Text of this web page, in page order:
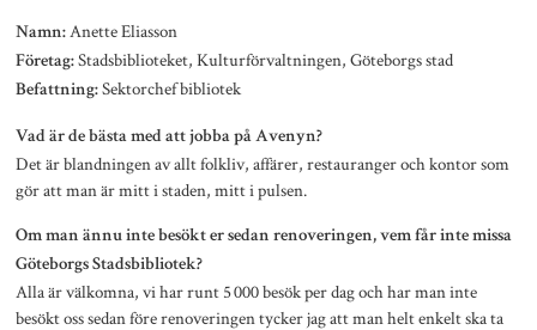
Namn: Anette Eliasson
Företag: Stadsbiblioteket, Kulturförvaltningen, Göteborgs stad
Befattning: Sektorchef bibliotek
Vad är de bästa med att jobba på Avenyn?
Det är blandningen av allt folkliv, affärer, restauranger och kontor som
gör att man är mitt i staden, mitt i pulsen.
Om man ännu inte besökt er sedan renoveringen, vem får inte missa
Göteborgs Stadsbibliotek?
Alla är välkomna, vi har runt 5 000 besök per dag och har man inte
besökt oss sedan före renoveringen tycker jag att man helt enkelt ska ta